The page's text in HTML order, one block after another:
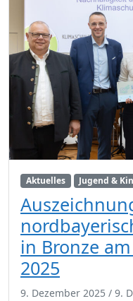
Aktuelles Jugend &
in Bronze
2025
9. Dezember 2025 / 9.